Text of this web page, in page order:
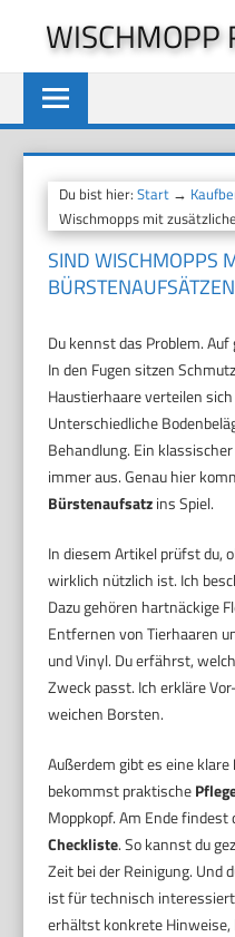
springen
WISCHMOPP
Du bist hier:Start →
Wischmopps mit
SIND WISCHMOPPS
Du kennst das Problem.
In den Fugen sitzen
Haustierhaare verteilen
Unterschiedliche
Behandlung. Ein
immer aus. Genau hier
Bürstenaufsatzins Spiel.
In diesem Artikel prüfst du,
wirklich nützlich ist. Ich
Dazu gehören hartnäckige
Entfernen von Tierhaaren
und Vinyl. Du erfährst,
Zweck passt. Ich erkläre
weichen Borsten.
Außerdem gibt es eine klare
bekommst praktische
Moppkopf. Am Ende findest
Checkliste. So kannst du
Zeit bei der Reinigung. Und
ist für technisch
erhältst konkrete